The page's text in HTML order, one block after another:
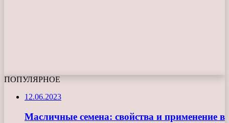
ПОПУЛЯРНОЕ
12.06.2023
Масличные семена: свойства и применение в